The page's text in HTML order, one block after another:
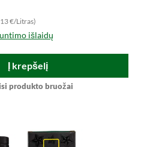
€/Litras)
išlaidų
Į krepšelį
produkto bruožai